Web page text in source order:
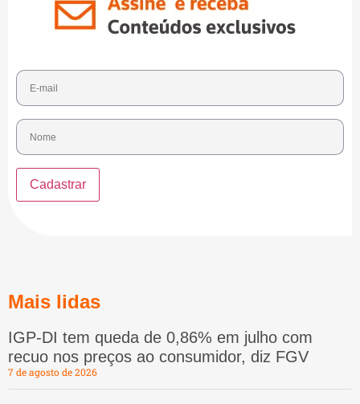
Mais lidas
IGP-DI tem queda de 0,86% em julho com
recuo nos preços ao consumidor, diz FGV
7 de agosto de 2026